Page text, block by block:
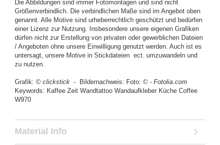
Die Abbildungen sind immer Fotomontagen und sind nicht
Größenverbindlich. Die verbindlichen Maße sind im Angebot oben
genannt. Alle Motive sind urheberrechtlich geschützt und bedürfen
einer Lizenz zur Nutzung. Insbesondere unsere eigenen Grafiken
dürfen nicht zur Erstellung von privaten oder gewerblichen Dateien
/ Angeboten ohne unsere Einwilligung genutzt werden. Auch ist es
untersagt, unsere Motive in Stickdateien ect. umzuwandeln und
zu nutzen.
Grafik: © clickstick - Bildernachweis: Foto: © - Fotolia.com
Keywords: Kaffee Zeit Wandtattoo Wandaufkleber Küche Coffee
W970
Material Info